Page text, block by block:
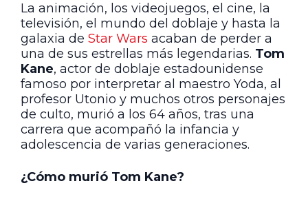
La animación, los videojuegos, el cine, la
televisión, el mundo del doblaje y hasta la
galaxia de Star Wars acaban de perder a
una de sus estrellas más legendarias. Tom
Kane, actor de doblaje estadounidense
famoso por interpretar al maestro Yoda, al
profesor Utonio y muchos otros personajes
de culto, murió a los 64 años, tras una
carrera que acompañó la infancia y
adolescencia de varias generaciones.
¿Cómo murió Tom Kane?